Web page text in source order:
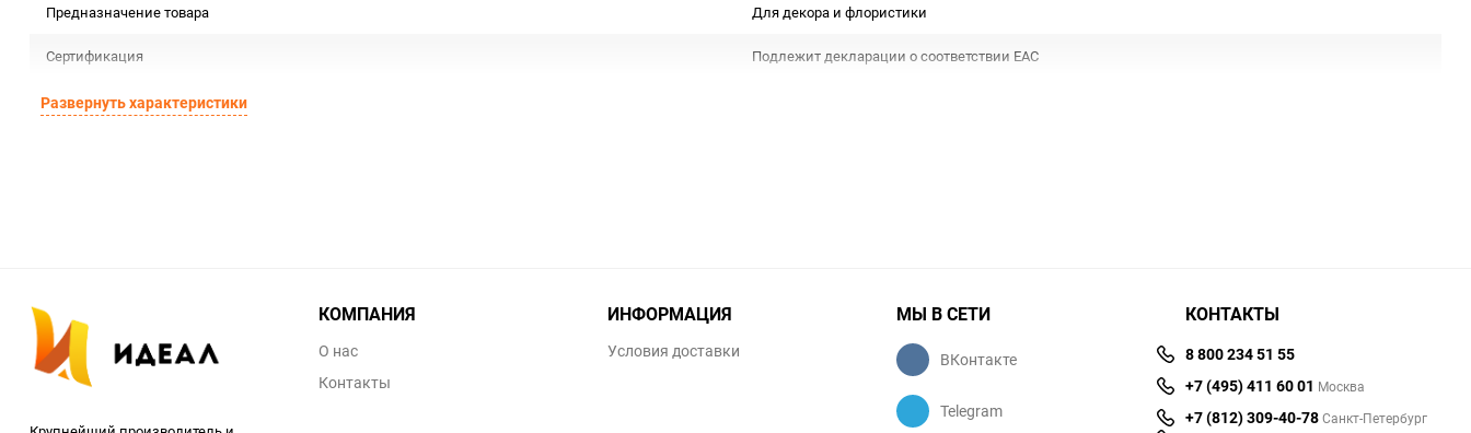
Предназначение товара Для декора и флористики
Сертификация Подлежит декларации о соответствии ЕАС
Особые условия
Развернуть характеристики
КОМПАНИЯ
О нас
Контакты
ИНФОРМАЦИЯ
Условия доставки
МЫ В СЕТИ
ВКонтакте
Telegram
КОНТАКТЫ
8 800 234 51 55
+7 (495) 411 60 01 Москва
+7 (812) 309-40-78Санкт-Петербург